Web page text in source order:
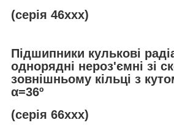
(серія 46ххх)
Підшипники кулькові
однорядні нероз'ємні зі
зовнішньому кільці з
α=36º
(серія 66ххх)